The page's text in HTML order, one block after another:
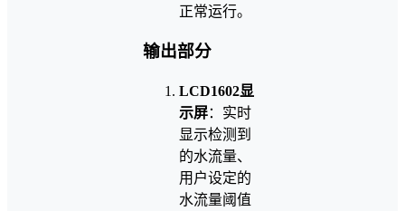
正常运行。
输出部分
LCD1602显
示屏：实时
显示检测到
的水流量、
用户设定的
水流量阈值